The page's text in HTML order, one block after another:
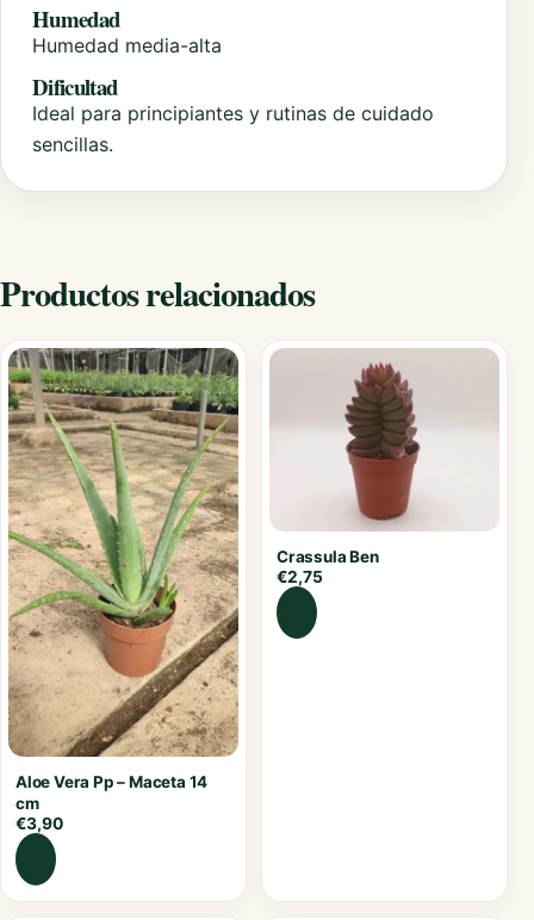
Humedad
Humedad media-alta
Dificultad
Ideal para principiantes y rutinas de cuidado
sencillas.
Productos relacionados
Aloe Vera Pp – Maceta 14
cm
€3,90
Crassula Ben
€2,75